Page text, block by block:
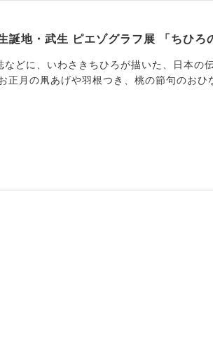
誕地・武生 ピエゾグラフ展 「ちひろ
などに、いわさきちひろが描いた、日本の
正月の凧あげや羽根つき、桃の節句のお